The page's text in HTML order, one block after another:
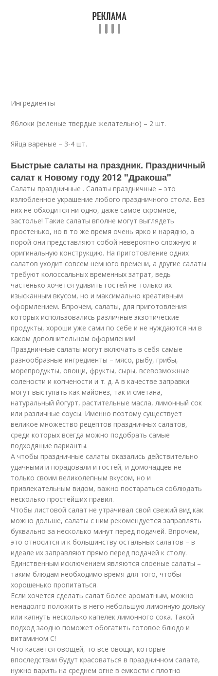
Ингредиенты
Яблоки (зеленые твердые желательно) – 2 шт.
Яйца вареные – 3-4 шт.
Быстрые салаты на праздник. Праздничный
салат к Новому году 2012 "Дракоша"
Салаты праздничные . Салаты праздничные – это
излюбленное украшение любого праздничного стола. Без
них не обходится ни одно, даже самое скромное,
застолье! Такие салаты вполне могут выглядеть
простенько, но в то же время очень ярко и нарядно, а
порой они представляют собой невероятно сложную и
оригинальную конструкцию. На приготовление одних
салатов уходит совсем немного времени, а другие салаты
требуют колоссальных временных затрат, ведь
частенько хочется удивить гостей не только их
изысканным вкусом, но и максимально креативным
оформлением. Впрочем, салаты, для приготовления
которых использовались различные экзотические
продукты, хороши уже сами по себе и не нуждаются ни в
каком дополнительном оформлении!
Праздничные салаты могут включать в себя самые
разнообразные ингредиенты – мясо, рыбу, грибы,
морепродукты, овощи, фрукты, сыры, всевозможные
солености и копчености и т. д. А в качестве заправки
могут выступать как майонез, так и сметана,
натуральный йогурт, растительные масла, лимонный сок
или различные соусы. Именно поэтому существует
великое множество рецептов праздничных салатов,
среди которых всегда можно подобрать самые
подходящие варианты.
А чтобы праздничные салаты оказались действительно
удачными и порадовали и гостей, и домочадцев не
только своим великолепным вкусом, но и
привлекательным видом, важно постараться соблюдать
несколько простейших правил.
Чтобы листовой салат не утрачивал свой свежий вид как
можно дольше, салаты с ним рекомендуется заправлять
буквально за несколько минут перед подачей. Впрочем,
это относится и к большинству остальных салатов – в
идеале их заправляют прямо перед подачей к столу.
Единственным исключением являются слоеные салаты –
таким блюдам необходимо время для того, чтобы
хорошенько пропитаться.
Если хочется сделать салат более ароматным, можно
ненадолго положить в него небольшую лимонную дольку
или капнуть несколько капелек лимонного сока. Такой
подход заодно поможет обогатить готовое блюдо и
витамином C!
Что касается овощей, то все овощи, которые
впоследствии будут красоваться в праздничном салате,
нужно варить на среднем огне в емкости с плотно